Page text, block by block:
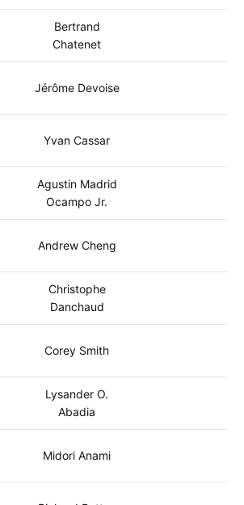
Bertrand
Chatenet
Jérôme Devoise
Yvan Cassar
Agustin Madrid
Ocampo Jr.
Andrew Cheng
Christophe
Danchaud
Corey Smith
Lysander O.
Abadia
Midori Anami